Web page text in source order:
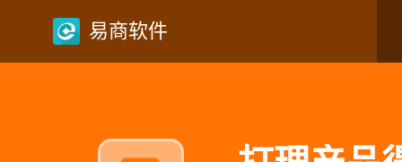
易商软件